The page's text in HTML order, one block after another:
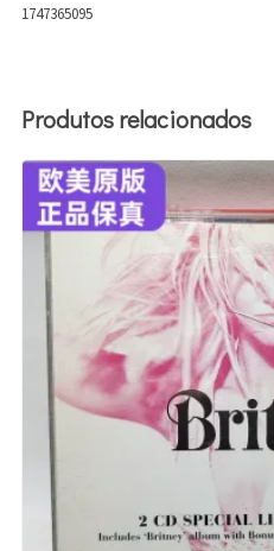
1747365095
Produtos relacionados